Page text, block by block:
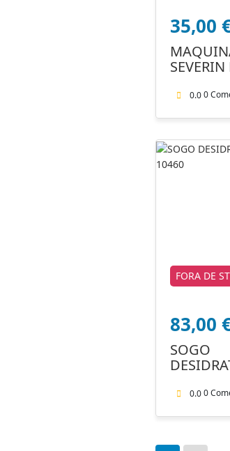
35,00
SEVERIN
0.00
FORA DE
83,00
SOGO
0.00